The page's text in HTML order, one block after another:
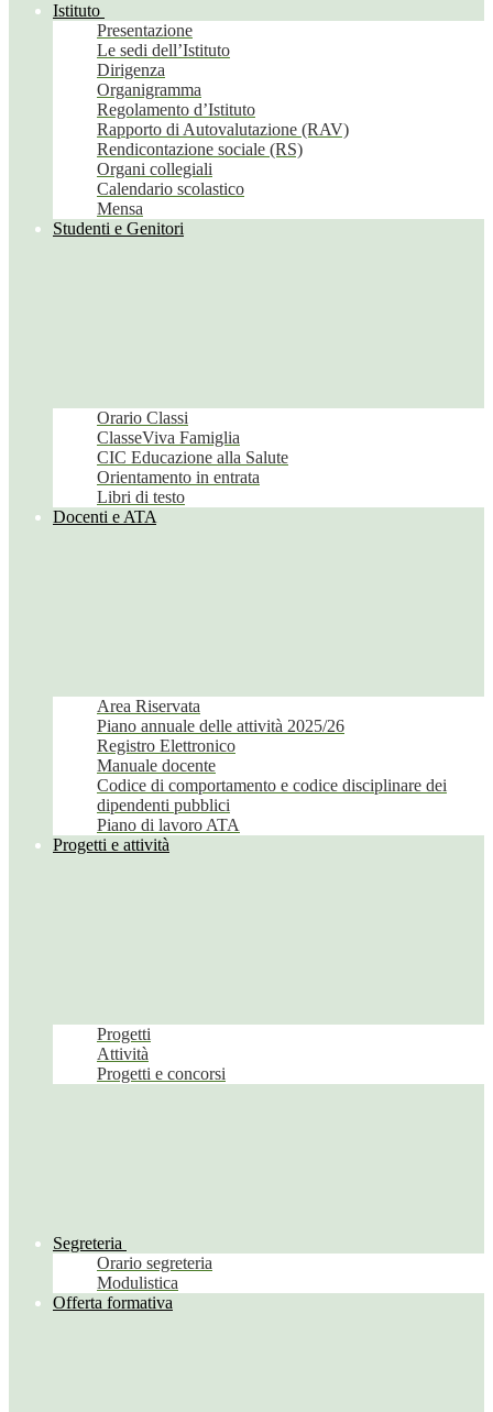
Istituto
Presentazione
Le sedi dell’Istituto
Dirigenza
Organigramma
Regolamento d’Istituto
Rapporto di Autovalutazione (RAV)
Rendicontazione sociale (RS)
Organi collegiali
Calendario scolastico
Mensa
Studenti e Genitori
Orario Classi
ClasseViva Famiglia
CIC Educazione alla Salute
Orientamento in entrata
Libri di testo
Docenti e ATA
Area Riservata
Piano annuale delle attività 2025/26
Registro Elettronico
Manuale docente
Codice di comportamento e codice disciplinare dei
dipendenti pubblici
Piano di lavoro ATA
Progetti e attività
Progetti
Attività
Progetti e concorsi
Segreteria
Orario segreteria
Modulistica
Offerta formativa